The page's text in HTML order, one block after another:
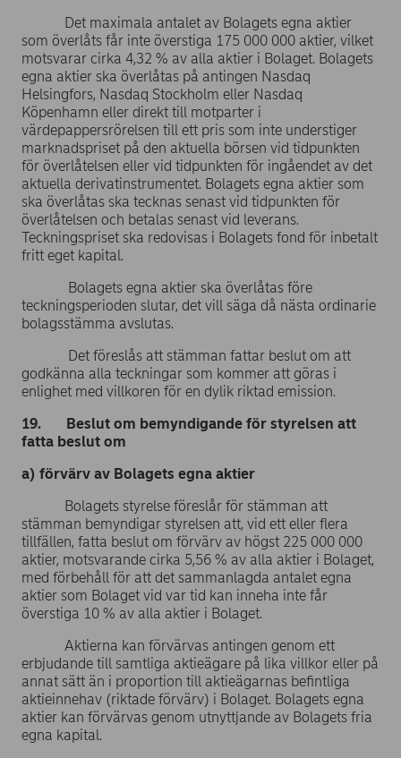
Det maximala antalet av Bolagets egna aktier
som överlåts får inte överstiga 175 000 000 aktier, vilket
motsvarar cirka 4,32 % av alla aktier i Bolaget. Bolagets
egna aktier ska överlåtas på antingen Nasdaq
Helsingfors, Nasdaq Stockholm eller Nasdaq
Köpenhamn eller direkt till motparter i
värdepappersrörelsen till ett pris som inte understiger
marknadspriset på den aktuella börsen vid tidpunkten
för överlåtelsen eller vid tidpunkten för ingåendet av det
aktuella derivatinstrumentet. Bolagets egna aktier som
ska överlåtas ska tecknas senast vid tidpunkten för
överlåtelsen och betalas senast vid leverans.
Teckningspriset ska redovisas i Bolagets fond för inbetalt
fritt eget kapital.
Bolagets egna aktier ska överlåtas före
teckningsperioden slutar, det vill säga då nästa ordinarie
bolagsstämma avslutas.
Det föreslås att stämman fattar beslut om att
godkänna alla teckningar som kommer att göras i
enlighet med villkoren för en dylik riktad emission.
19. Beslut om bemyndigande för styrelsen att
fatta beslut om
a) förvärv av Bolagets egna aktier
Bolagets styrelse föreslår för stämman att
stämman bemyndigar styrelsen att, vid ett eller flera
tillfällen, fatta beslut om förvärv av högst 225 000 000
aktier, motsvarande cirka 5,56 % av alla aktier i Bolaget,
med förbehåll för att det sammanlagda antalet egna
aktier som Bolaget vid var tid kan inneha inte får
överstiga 10 % av alla aktier i Bolaget.
Aktierna kan förvärvas antingen genom ett
erbjudande till samtliga aktieägare på lika villkor eller på
annat sätt än i proportion till aktieägarnas befintliga
aktieinnehav (riktade förvärv) i Bolaget. Bolagets egna
aktier kan förvärvas genom utnyttjande av Bolagets fria
egna kapital.